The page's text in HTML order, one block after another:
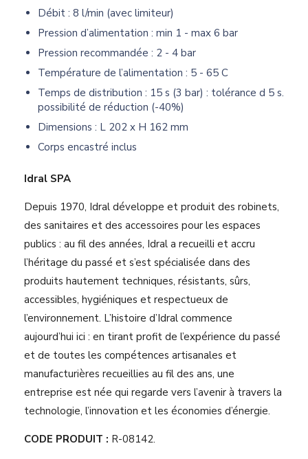
Débit : 8 l/min (avec limiteur)
Pression d’alimentation : min 1 - max 6 bar
Pression recommandée : 2 - 4 bar
Température de l’alimentation : 5 - 65 C
Temps de distribution : 15 s (3 bar) : tolérance d 5 s.
possibilité de réduction (-40%)
Dimensions : L 202 x H 162 mm
Corps encastré inclus
Idral SPA
Depuis 1970, Idral développe et produit des robinets,
des sanitaires et des accessoires pour les espaces
publics : au fil des années, Idral a recueilli et accru
l’héritage du passé et s’est spécialisée dans des
produits hautement techniques, résistants, sûrs,
accessibles, hygiéniques et respectueux de
l’environnement. L’histoire d’Idral commence
aujourd’hui ici : en tirant profit de l’expérience du passé
et de toutes les compétences artisanales et
manufacturières recueillies au fil des ans, une
entreprise est née qui regarde vers l’avenir à travers la
technologie, l’innovation et les économies d’énergie.
CODE PRODUIT : R-08142.